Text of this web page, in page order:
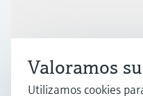
Soporte
Valoramos
Utilizamos cookies